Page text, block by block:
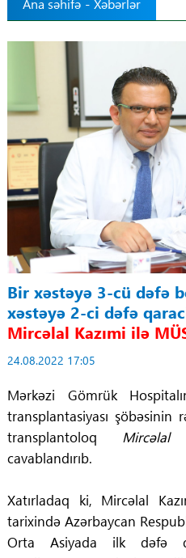
Ana səhifə - Xəbərlər
Bir xəstəyə 3-cü dəfə
xəstəyə 2-ci dəfə
Mircəlal Kazımi ilə
24.08.2022 17:05
Mərkəzi Gömrük
transplantasiyası
transplantoloq Mircəlal
cavablandırıb.
Xatırladaq ki, Mircəlal
tarixində Azərbaycan
Orta Asiyada ilk dəfə
Regionlar
Elanlar
Gündəm
Tibbi maarifləndirmə
Mühüm hadisələr
COVID-19
ÜST